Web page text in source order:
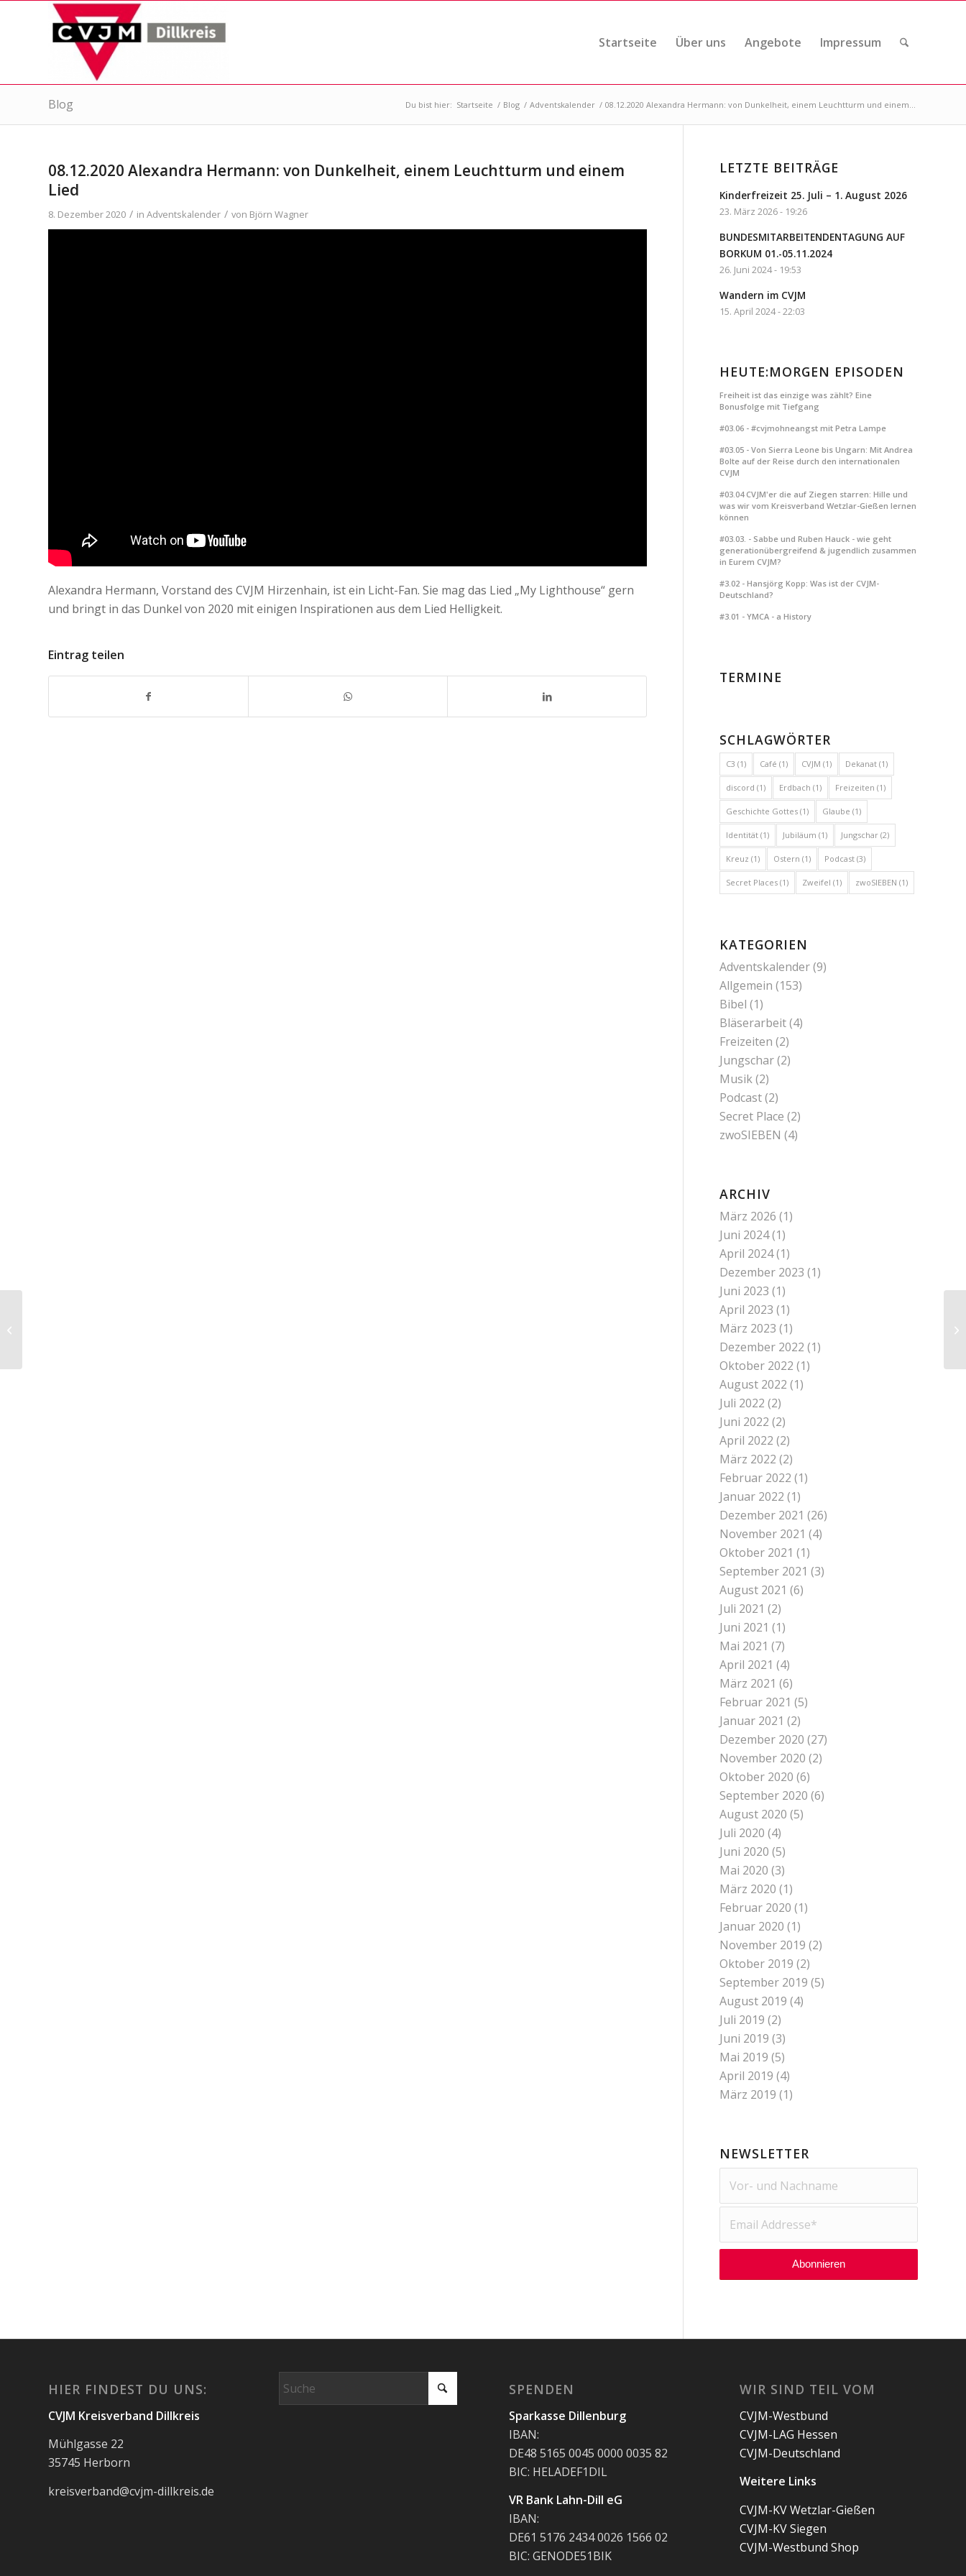
Startseite Über uns Angebote Impressum
Blog Du bist hier: Startseite / Blog / Adventskalender / 08.12.2020 Alexandra Hermann: von Dunkelheit, einem Leuchtturm und einem...
08.12.2020 Alexandra Hermann: von Dunkelheit, einem Leuchtturm und einem
Lied
8. Dezember 2020 / in Adventskalender / von Björn Wagner
Alexandra Hermann, Vorstand des CVJM Hirzenhain, ist ein Licht-Fan. Sie mag das Lied „My Lighthouse“ gern
und bringt in das Dunkel von 2020 mit einigen Inspirationen aus dem Lied Helligkeit.
Eintrag teilen
LETZTE BEITRÄGE
Kinderfreizeit 25. Juli – 1. August 2026
23. März 2026 - 19:26
BUNDESMITARBEITENDENTAGUNG AUF
BORKUM 01.-05.11.2024
26. Juni 2024 - 19:53
Wandern im CVJM
15. April 2024 - 22:03
HEUTE:MORGEN EPISODEN
Freiheit ist das einzige was zählt? Eine
Bonusfolge mit Tiefgang
#03.06 - #cvjmohneangst mit Petra Lampe
#03.05 - Von Sierra Leone bis Ungarn: Mit Andrea
Bolte auf der Reise durch den internationalen
CVJM
#03.04 CVJM'er die auf Ziegen starren: Hille und
was wir vom Kreisverband Wetzlar-Gießen lernen
können
#03.03. - Sabbe und Ruben Hauck - wie geht
generationübergreifend & jugendlich zusammen
in Eurem CVJM?
#3.02 - Hansjörg Kopp: Was ist der CVJM-
Deutschland?
#3.01 - YMCA - a History
TERMINE
SCHLAGWÖRTER
C3 (1) Café (1) CVJM (1) Dekanat (1)
discord (1) Erdbach (1) Freizeiten (1)
Geschichte Gottes (1) Glaube (1)
Identität (1) Jubiläum (1) Jungschar (2)
Kreuz (1) Ostern (1) Podcast (3)
Secret Places (1) Zweifel (1) zwoSIEBEN (1)
KATEGORIEN
Adventskalender(9)
Allgemein (153)
Bibel (1)
Bläserarbeit(4)
Freizeiten (2)
Jungschar(2)
Musik(2)
Podcast(2)
Secret Place (2)
zwoSIEBEN (4)
ARCHIV
März 2026 (1)
Juni 2024(1)
April 2024(1)
Dezember 2023 (1)
Juni 2023 (1)
April 2023 (1)
März 2023 (1)
Dezember 2022 (1)
Oktober 2022 (1)
August 2022 (1)
Juli 2022 (2)
Juni 2022 (2)
April 2022 (2)
März 2022 (2)
Februar 2022 (1)
Januar 2022 (1)
Dezember 2021 (26)
November 2021 (4)
Oktober 2021 (1)
September 2021 (3)
August 2021 (6)
Juli 2021 (2)
Juni 2021 (1)
Mai 2021 (7)
April 2021 (4)
März 2021 (6)
Februar 2021 (5)
Januar 2021 (2)
Dezember 2020 (27)
November 2020 (2)
Oktober 2020 (6)
September 2020 (6)
August 2020 (5)
Juli 2020 (4)
Juni 2020 (5)
Mai 2020 (3)
März 2020 (1)
Februar 2020 (1)
Januar 2020 (1)
November 2019 (2)
Oktober 2019 (2)
September 2019 (5)
August 2019 (4)
Juli 2019 (2)
Juni 2019 (3)
Mai 2019 (5)
April 2019 (4)
März 2019 (1)
NEWSLETTER
HIER FINDEST DU UNS:
CVJM Kreisverband Dillkreis
Mühlgasse 22
35745 Herborn
kreisverband@cvjm-dillkreis.de
SPENDEN
Sparkasse Dillenburg
IBAN:
DE48 5165 0045 0000 0035 82
BIC: HELADEF1DIL
VR Bank Lahn-Dill eG
IBAN:
DE61 5176 2434 0026 1566 02
BIC: GENODE51BIK
WIR SIND TEIL VOM
CVJM-Westbund
CVJM-LAG Hessen
CVJM-Deutschland
Weitere Links
CVJM-KV Wetzlar-Gießen
CVJM-KV Siegen
CVJM-Westbund Shop